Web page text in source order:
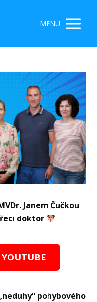
MENU
Janem Čučkou
doktor
pohybového